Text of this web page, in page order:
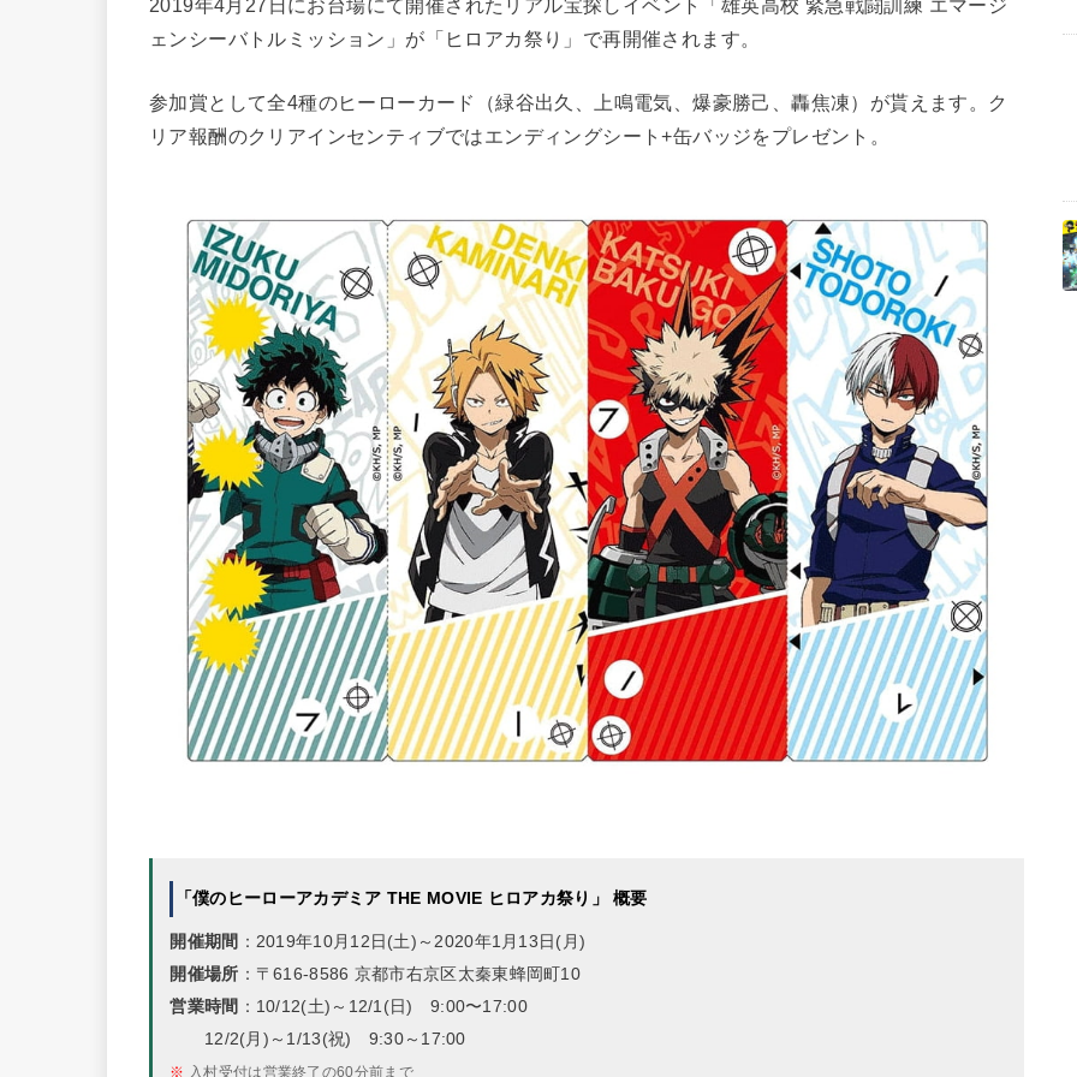
2019年4月27日にお台場にて開催されたリアル宝探しイベント「雄英高校 緊急戦闘訓練 エマージ
ェンシーバトルミッション」が「ヒロアカ祭り」で再開催されます。
参加賞として全4種のヒーローカード（緑谷出久、上鳴電気、爆豪勝己、轟焦凍）が貰えます。ク
リア報酬のクリアインセンティブではエンディングシート+缶バッジをプレゼント。
「僕のヒーローアカデミア THE MOVIE ヒロアカ祭り」 概要
開催期間 ：2019年10月12日(土)～2020年1月13日(月)
開催場所 ：〒616-8586 京都市右京区太秦東蜂岡町10
営業時間 ：10/12(土)～12/1(日) 9:00〜17:00
12/2(月)～1/13(祝) 9:30～17:00
※ 入村受付は営業終了の60分前まで